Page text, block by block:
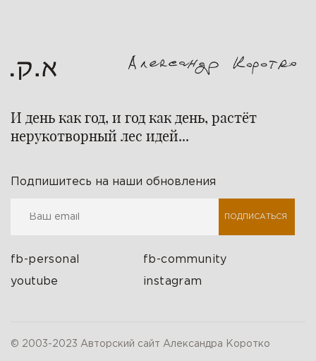
И день как год, и год как день, растёт
нерукотворный лес идей...
Подпишитесь на наши обновления
ПОДПИСАТЬСЯ
fb-personal fb-community
youtube instagram
© 2003-2023 Авторский сайт Александра Коротко